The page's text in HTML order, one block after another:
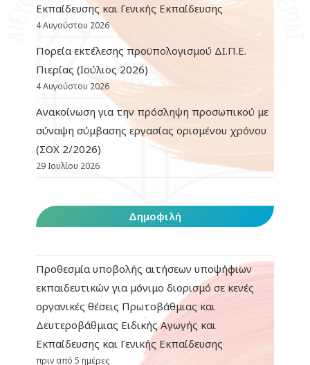
Εκπαίδευσης και Γενικής Εκπαίδευσης
4 Αυγούστου 2026
Πορεία εκτέλεσης προϋπολογισμού ΔΙ.Π.Ε.
Πιερίας (Ιούλιος 2026)
4 Αυγούστου 2026
Ανακοίνωση για την πρόσληψη προσωπικού με
σύναψη σύμβασης εργασίας ορισμένου χρόνου
(ΣΟΧ 2/2026)
29 Ιουλίου 2026
Δημοφιλή
Προθεσμία υποβολής αιτήσεων υποψήφιων
εκπαιδευτικών για μόνιμο διορισμό σε κενές
οργανικές θέσεις Πρωτοβάθμιας και
Δευτεροβάθμιας Ειδικής Αγωγής και
Εκπαίδευσης και Γενικής Εκπαίδευσης
πριν από 5 ημέρες